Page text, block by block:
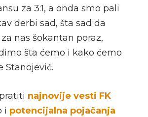
za 3:1, a onda smo pali
derbi sad, šta sad da
nas šokantan poraz,
šta ćemo i kako ćemo
Stanojević.
najnovije vesti FK
i potencijalna pojačanja